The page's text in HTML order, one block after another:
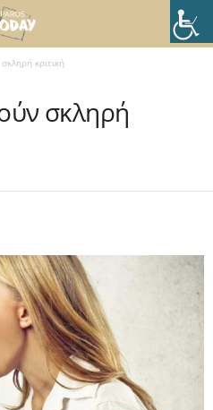
κριτική
σκληρή